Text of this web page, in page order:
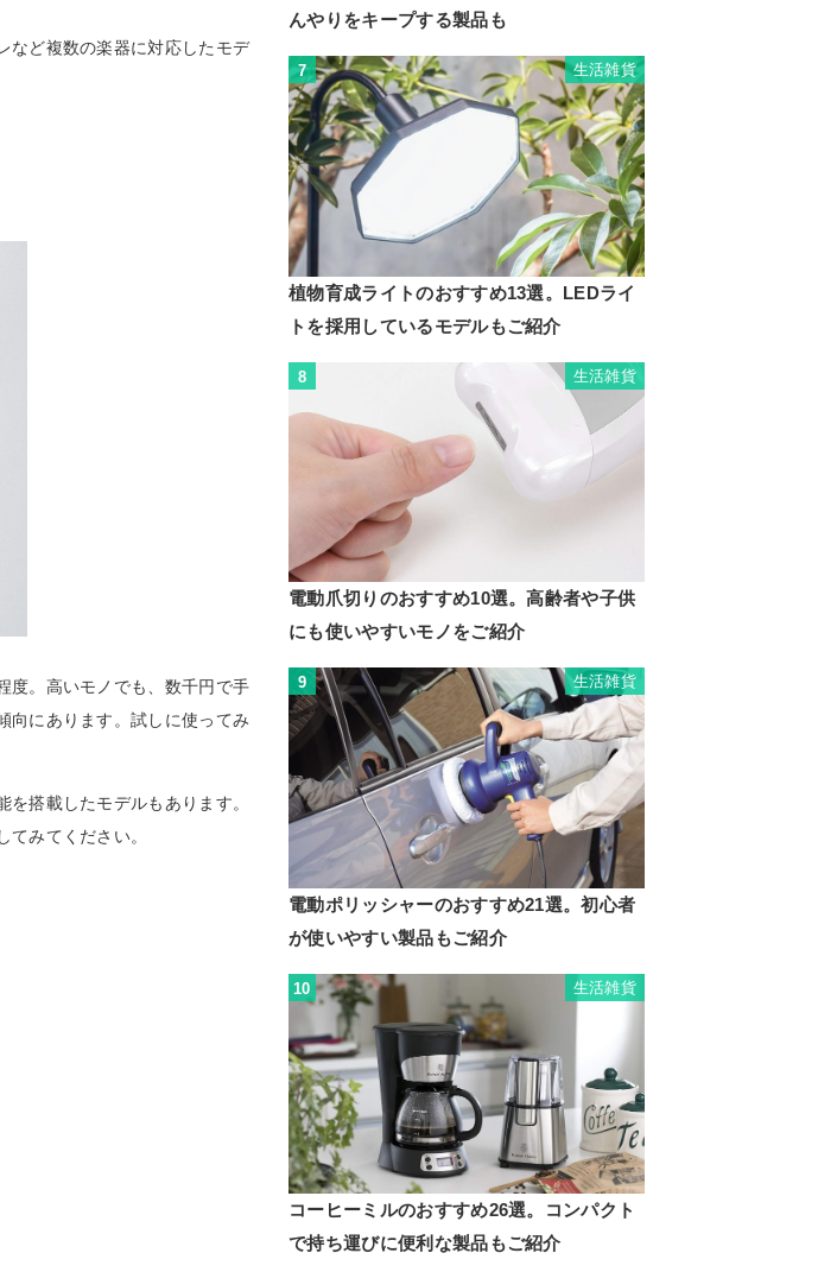
など複数の楽器に対応したモデ
度。高いモノでも、数千円で手
向にあります。試しに使ってみ
搭載したモデルもあります。
みてください。
んやりをキープする製品も
7 生活雑貨
植物育成ライトのおすすめ13選。LEDライ
トを採用しているモデルもご紹介
8 生活雑貨
電動爪切りのおすすめ10選。高齢者や子供
にも使いやすいモノをご紹介
9 生活雑貨
電動ポリッシャーのおすすめ21選。初心者
が使いやすい製品もご紹介
10 生活雑貨
コーヒーミルのおすすめ26選。コンパクト
で持ち運びに便利な製品もご紹介